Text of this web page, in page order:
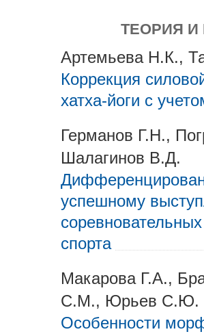
ТЕОРИЯ И
Артемьева Н.К.,
Коррекция
хатха-йоги с
Германов Г.Н.,
Шалагинов В.Д.
успешному
спорта
Макарова Г.А.,
С.М., Юрьев С.Ю.
Особенности